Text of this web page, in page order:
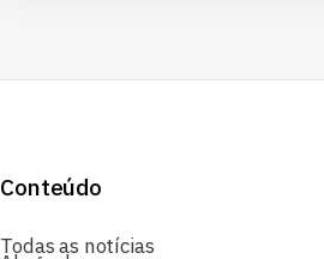
Conteúdo
Todas as notícias